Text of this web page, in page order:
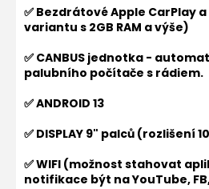
✅ Bezdrátové Apple CarPlay
variantu s 2GB RAM a výše)
✅ CANBUS jednotka -
palubního počítače s rádiem.
✅ ANDROID 13
✅ DISPLAY 9" palců (rozlišení
✅ WIFI (možnost stahovat
notifikace být na YouTube,